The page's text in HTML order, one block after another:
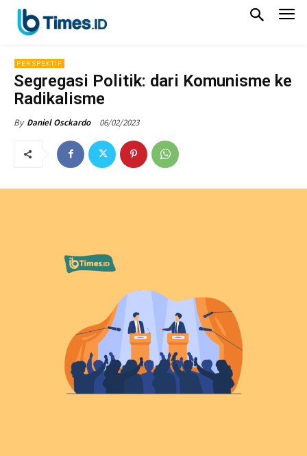
PERSPEKTIF
Segregasi Politik: dari Komunisme ke
Radikalisme
By Daniel Osckardo 06/02/2023